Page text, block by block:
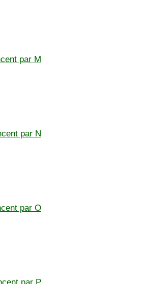
par M
par N
par O